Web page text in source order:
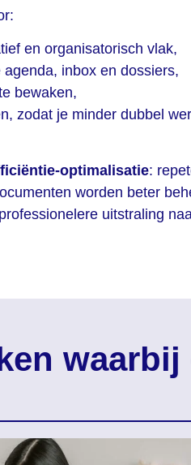
en organisatorisch vlak,
inbox en dossiers,
bewaken,
zodat je minder dubbel
optimalisatie:
worden beter
uitstraling